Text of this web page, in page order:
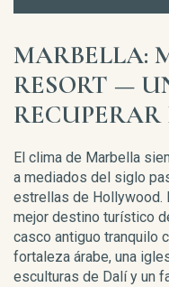
MARBELLA:
RESORT —
El clima de Marbella
a mediados del siglo
estrellas de Hollywood.
mejor destino turístico
casco antiguo tranquilo
fortaleza árabe, una
esculturas de Dalí y un